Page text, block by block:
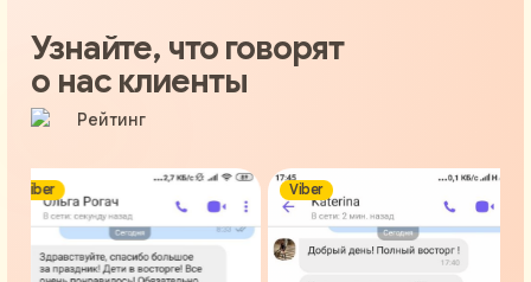
Узнайте, что говорят
о нас клиенты
Viber